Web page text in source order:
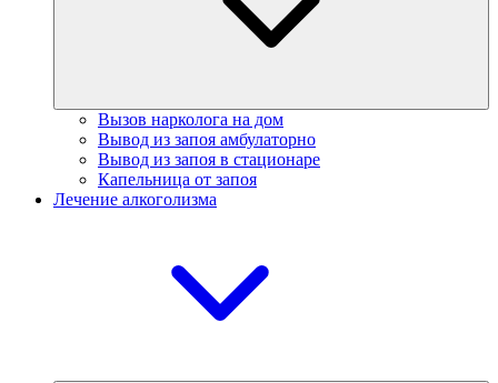
Вызов нарколога на дом
Вывод из запоя амбулаторно
Вывод из запоя в стационаре
Капельница от запоя
Лечение алкоголизма